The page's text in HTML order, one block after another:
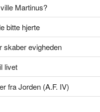
Martinus?
bitte hjerte
skaber evigheden
livet
fra Jorden (A.F. IV)